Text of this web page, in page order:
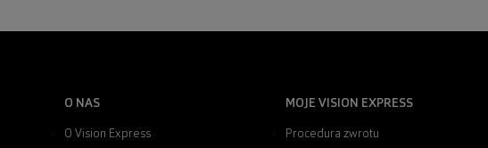
O NAS
O Vision Express
MOJE VISION EXPRESS
Procedura zwrotu